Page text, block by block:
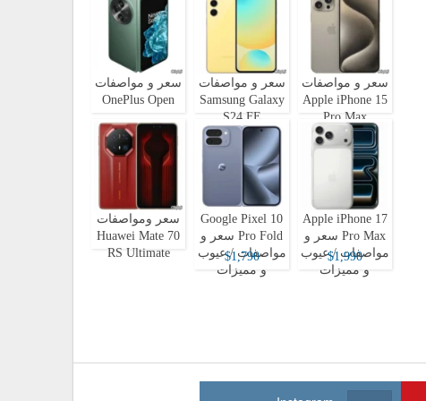
سعر و مواصفات
Apple iPhone 15
Pro Max
سعر و مواصفات
Samsung Galaxy
S24 FE
سعر و مواصفات
OnePlus Open
Apple iPhone 17
Pro Max سعر و
مواصفات / عيوب
و مميزات
$1,990
Google Pixel 10
Pro Fold سعر و
مواصفات / عيوب
و مميزات
$1,790
سعر ومواصفات
Huawei Mate 70
RS Ultimate